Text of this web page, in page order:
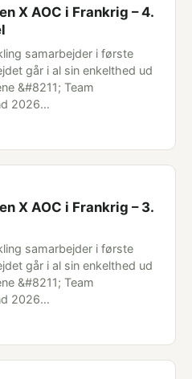
X AOC i Frankrig – 4.
samarbejder i første
går i al sin enkelthed ud
&#8211; Team
2026…
X AOC i Frankrig – 3.
samarbejder i første
går i al sin enkelthed ud
&#8211; Team
2026…